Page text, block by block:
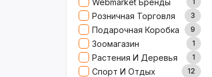
Розничная Торговля 3
Подарочная Коробка 9
Зоомагазин 1
Растения И Деревья 1
Спорт И Отдых 12